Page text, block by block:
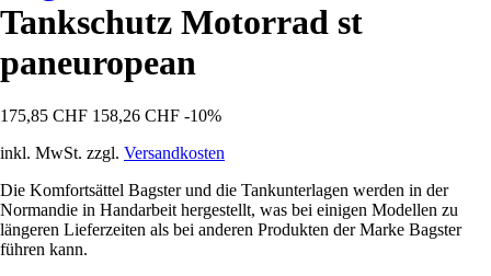
Tankschutz Motorrad st
paneuropean
175,85 CHF 158,26 CHF -10%
inkl. MwSt. zzgl. Versandkosten
Die Komfortsättel Bagster und die Tankunterlagen werden in der
Normandie in Handarbeit hergestellt, was bei einigen Modellen zu
längeren Lieferzeiten als bei anderen Produkten der Marke Bagster
führen kann.